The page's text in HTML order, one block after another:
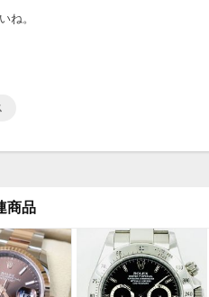
ね。
商品